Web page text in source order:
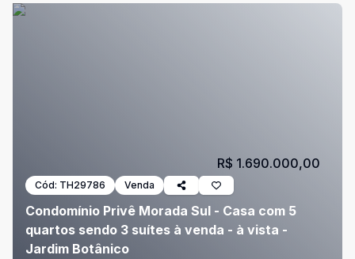
Cód: TH29786 Venda
Condomínio Privê Morada Sul - Casa com 5
quartos sendo 3 suítes à venda - à vista -
Jardim Botânico
R$ 1.690.000,00